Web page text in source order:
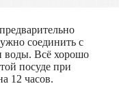
соединить с
воды. Всё хорошо
посуде при
12 часов.